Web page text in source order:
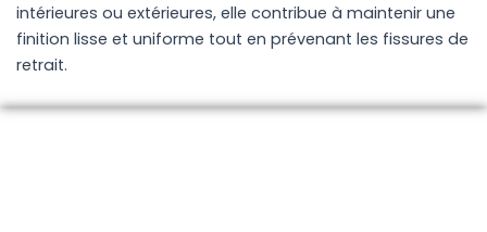
intérieures ou extérieures, elle contribue à maintenir une
finition lisse et uniforme tout en prévenant les fissures de
retrait.